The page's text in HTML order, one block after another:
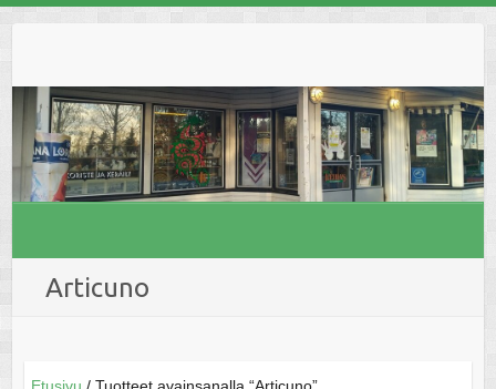
Articuno
Etusivu / Tuotteet avainsanalla “Articuno”